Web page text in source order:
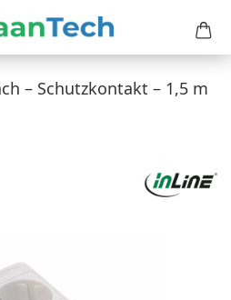
– Schutzkontakt – 1,5 m